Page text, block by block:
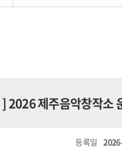
] 2026 제주음악창작소
등록일